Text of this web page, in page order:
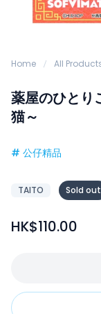
Home All
薬屋のひとり
猫～
# 公仔精品
TAITO Sold out
HK$110.00